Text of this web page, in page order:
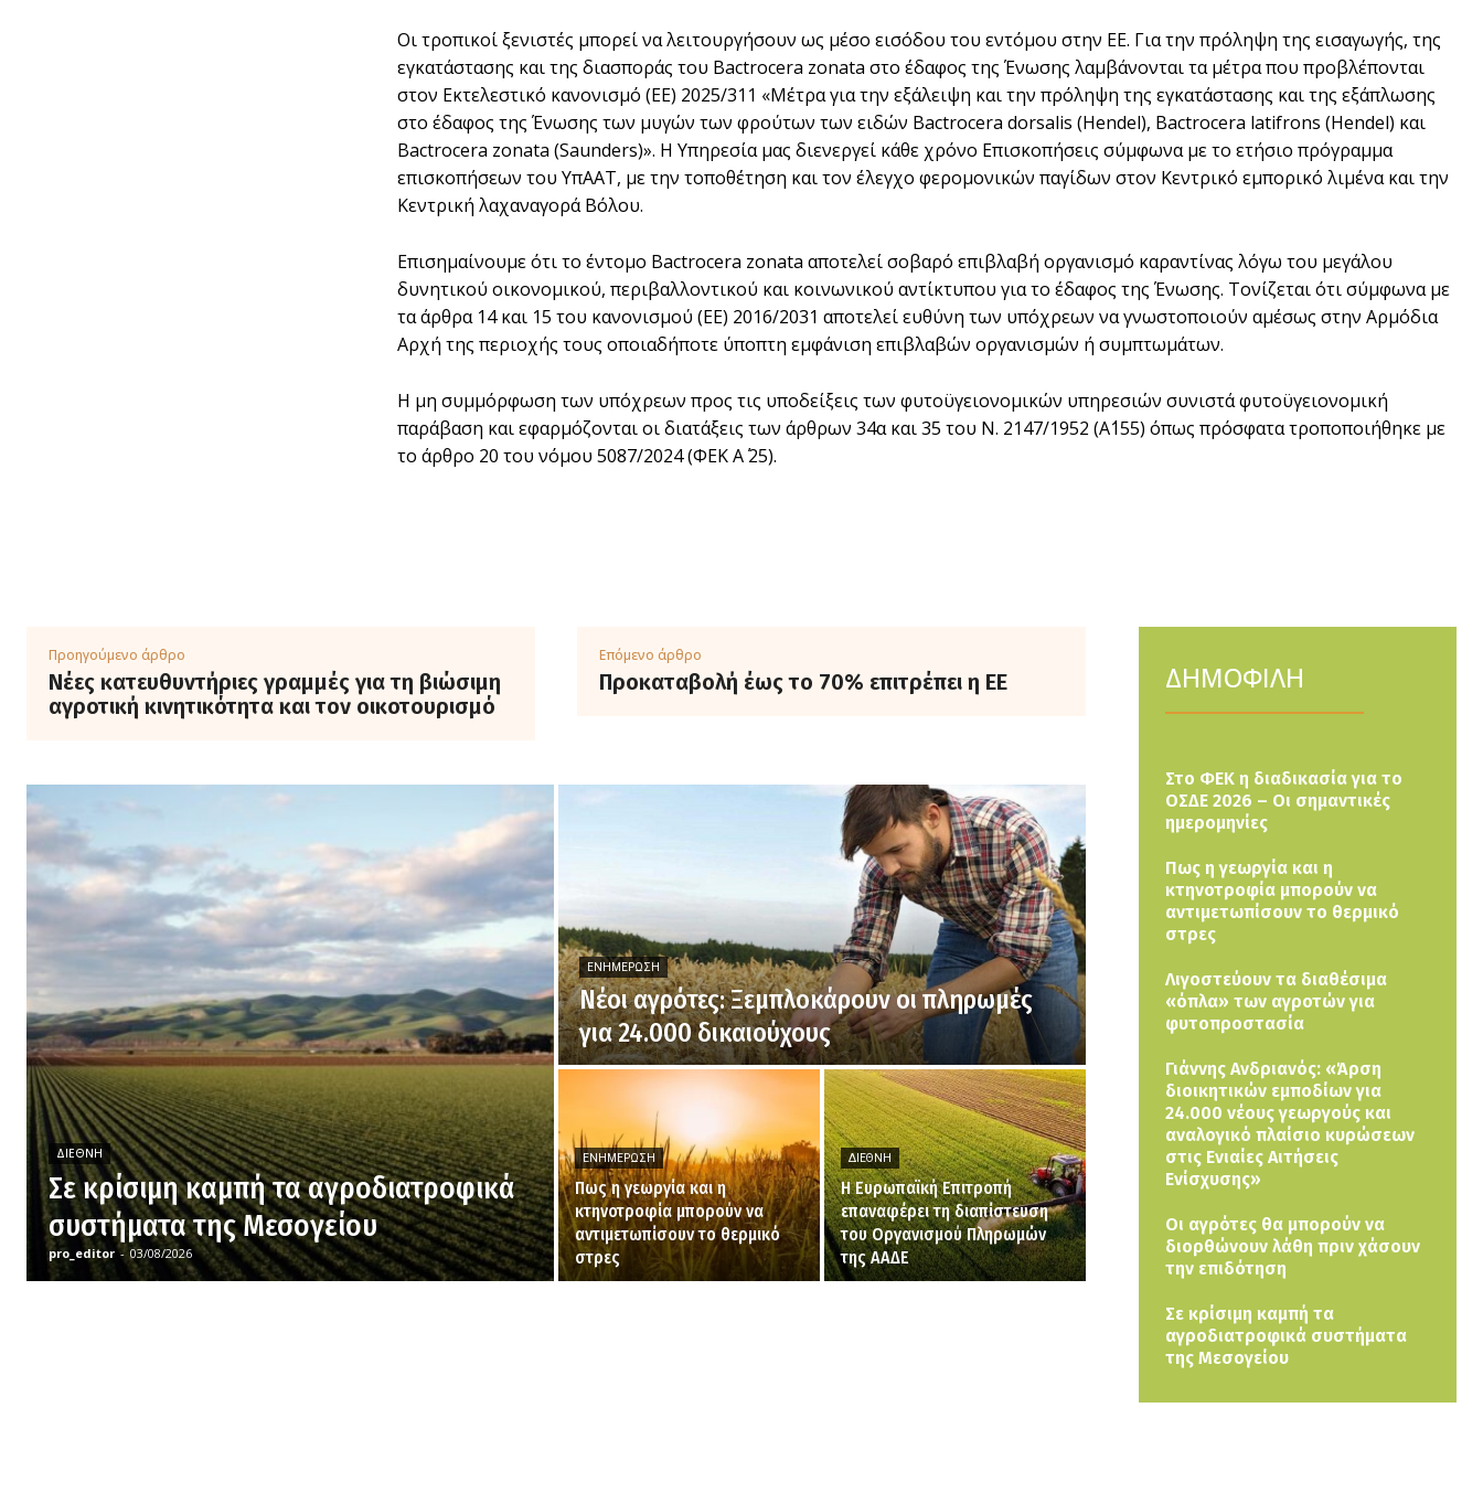
Οι τροπικοί ξενιστές μπορεί να λειτουργήσουν ως μέσο εισόδου του εντόμου στην ΕΕ. Για την πρόληψη της εισαγωγής, της
εγκατάστασης και της διασποράς του Bactrocera zonata στο έδαφος της Ένωσης λαμβάνονται τα μέτρα που προβλέπονται
στον Εκτελεστικό κανονισμό (ΕΕ) 2025/311 «Μέτρα για την εξάλειψη και την πρόληψη της εγκατάστασης και της εξάπλωσης
στο έδαφος της Ένωσης των μυγών των φρούτων των ειδών Bactrocera dorsalis (Hendel), Bactrocera latifrons (Hendel) και
Bactrocera zonata (Saunders)». Η Υπηρεσία μας διενεργεί κάθε χρόνο Επισκοπήσεις σύμφωνα με το ετήσιο πρόγραμμα
επισκοπήσεων του ΥπΑΑΤ, με την τοποθέτηση και τον έλεγχο φερομονικών παγίδων στον Κεντρικό εμπορικό λιμένα και την
Κεντρική λαχαναγορά Βόλου.
Επισημαίνουμε ότι το έντομο Bactrocera zonata αποτελεί σοβαρό επιβλαβή οργανισμό καραντίνας λόγω του μεγάλου
δυνητικού οικονομικού, περιβαλλοντικού και κοινωνικού αντίκτυπου για το έδαφος της Ένωσης. Τονίζεται ότι σύμφωνα με
τα άρθρα 14 και 15 του κανονισμού (ΕΕ) 2016/2031 αποτελεί ευθύνη των υπόχρεων να γνωστοποιούν αμέσως στην Αρμόδια
Αρχή της περιοχής τους οποιαδήποτε ύποπτη εμφάνιση επιβλαβών οργανισμών ή συμπτωμάτων.
Η μη συμμόρφωση των υπόχρεων προς τις υποδείξεις των φυτοϋγειονομικών υπηρεσιών συνιστά φυτοϋγειονομική
παράβαση και εφαρμόζονται οι διατάξεις των άρθρων 34α και 35 του Ν. 2147/1952 (Α΄155) όπως πρόσφατα τροποποιήθηκε με
το άρθρο 20 του νόμου 5087/2024 (ΦΕΚ Α΄ 25).
Προηγούμενο άρθρο
Νέες κατευθυντήριες γραμμές για τη βιώσιμη
αγροτική κινητικότητα και τον οικοτουρισμό
Επόμενο άρθρο
Προκαταβολή έως το 70% επιτρέπει η ΕΕ
ΔΙΕΘΝΉ
Σε κρίσιμη καμπή τα αγροδιατροφικά
συστήματα της Μεσογείου
pro_editor - 03/08/2026
ΕΝΗΜΈΡΩΣΗ
Νέοι αγρότες: Ξεμπλοκάρουν οι πληρωμές
για 24.000 δικαιούχους
ΕΝΗΜΈΡΩΣΗ
Πως η γεωργία και η
κτηνοτροφία μπορούν να
αντιμετωπίσουν το θερμικό
στρες
ΔΙΕΘΝΉ
H Ευρωπαϊκή Επιτροπή
επαναφέρει τη διαπίστευση
του Οργανισμού Πληρωμών
της ΑΑΔΕ
ΔΗΜΟΦΙΛΗ
Στο ΦΕΚ η διαδικασία για το
ΟΣΔΕ 2026 – Οι σημαντικές
ημερομηνίες
Πως η γεωργία και η
κτηνοτροφία μπορούν να
αντιμετωπίσουν το θερμικό
στρες
Λιγοστεύουν τα διαθέσιμα
«όπλα» των αγροτών για
φυτοπροστασία
Γιάννης Ανδριανός: «Άρση
διοικητικών εμποδίων για
24.000 νέους γεωργούς και
αναλογικό πλαίσιο κυρώσεων
στις Ενιαίες Αιτήσεις
Ενίσχυσης»
Οι αγρότες θα μπορούν να
διορθώνουν λάθη πριν χάσουν
την επιδότηση
Σε κρίσιμη καμπή τα
αγροδιατροφικά συστήματα
της Μεσογείου